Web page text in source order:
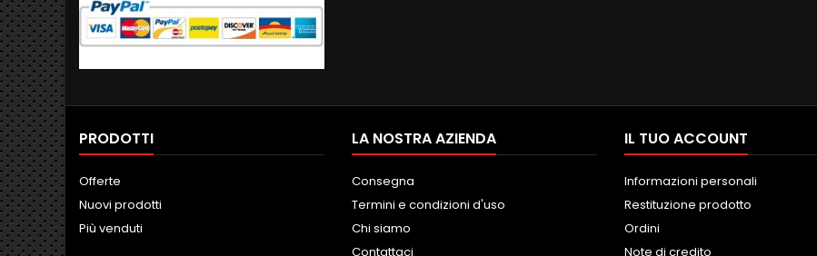
PRODOTTI
Offerte
Nuovi prodotti
Più venduti
LA NOSTRA AZIENDA
Consegna
Termini e condizioni d'uso
Chi siamo
Contattaci
IL TUO ACCOUNT
Informazioni personali
Restituzione prodotto
Ordini
Note di credito